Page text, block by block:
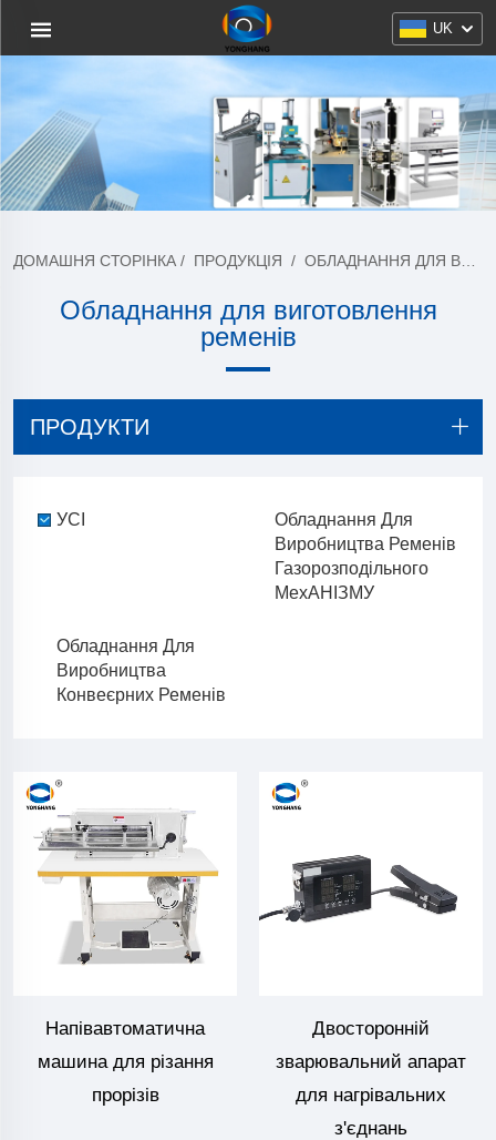
UK
ДОМАШНЯ СТОРІНКА / ПРОДУКЦІЯ / ОБЛАДНАННЯ ДЛЯ ВИРОБНИЦТВА РЕМЕНІВ
Обладнання для виготовлення
ременів
ПРОДУКТИ
УСІ
Обладнання Для
Виробництва Ременів
Газорозподільного
МехАНІЗМУ
Обладнання Для
Виробництва
Конвеєрних Ременів
Напівавтоматична
машина для різання
прорізів
Двосторонній
зварювальний апарат
для нагрівальних
з'єднань